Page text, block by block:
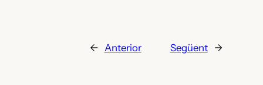
← Anterior Següent →